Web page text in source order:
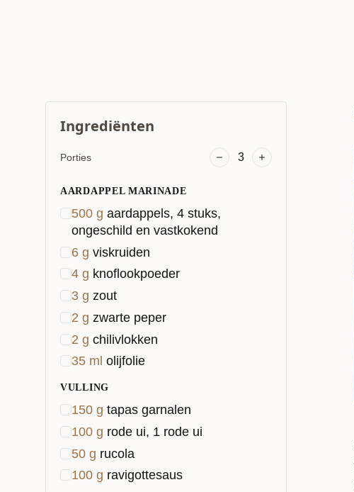
Ingrediënten
Porties 3
AARDAPPEL MARINADE
500 g aardappels, 4 stuks,
ongeschild en vastkokend
6 g viskruiden
4 g knoflookpoeder
3 g zout
2 g zwarte peper
2 g chilivlokken
35 ml olijfolie
VULLING
150 g tapas garnalen
100 g rode ui, 1 rode ui
50 g rucola
100 g ravigottesaus